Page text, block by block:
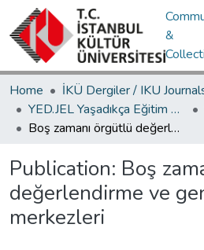
&
Home
İKÜ Dergiler / IKU
YED.JEL Yaşadıkça Eğitim Dergisi / Journal of Education For Life
Boş zamanı örgütlü değerlendirme ve gençlik merkezleri
Publication: Boş
değerlendirme ve
merkezleri